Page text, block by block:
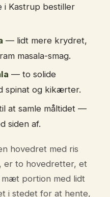
i Kastrup bestiller
— lidt mere krydret,
masala-smag.
— to solide
spinat og kikærter.
at samle måltidet —
siden af.
hovedret med ris
er to hovedretter, et
portion med lidt
i stedet for at hente,